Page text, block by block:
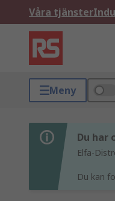
Våra tjänster
Meny
Du har
Elfa-
Du kan